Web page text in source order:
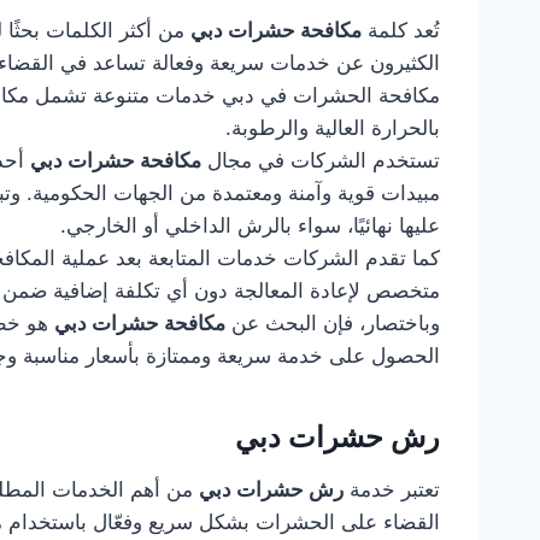
تُعد كلمة مكافحة حشرات دبي من أكثر الكلمات
الكثيرون عن خدمات سريعة وفعالة تساعد في
مكافحة الحشرات في دبي خدمات متنوعة تشمل
بالحرارة العالية والرطوبة.
تستخدم الشركات في مجال مكافحة حشرات دبي
مبيدات قوية وآمنة ومعتمدة من الجهات الحكومية.
عليها نهائيًا، سواء بالرش الداخلي أو الخارجي.
كما تقدم الشركات خدمات المتابعة بعد عملية
متخصص لإعادة المعالجة دون أي تكلفة إضافية
وباختصار، فإن البحث عن مكافحة حشرات دبي هو
الحصول على خدمة سريعة وممتازة بأسعار مناسبة
رش حشرات دبي
تعتبر خدمة رش حشرات دبي من أهم الخدمات
القضاء على الحشرات بشكل سريع وفعّال باستخدام